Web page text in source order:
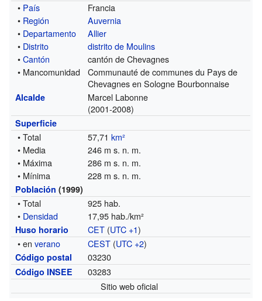
• País
Francia
• Región
Auvernia
• Departamento
Allier
• Distrito
distrito de Moulins
•Cantón
cantón de Chevagnes
• Mancomunidad
Communauté de communes du Pays de
Chevagnes en Sologne Bourbonnaise
Alcalde
Marcel Labonne
(2001-2008)
Superficie
• Total 57,71km²
• Media
246 m s. n. m.
• Máxima
286 m s. n. m.
• Mínima
228 m s. n. m.
Población (1999)
• Total
925 hab.
• Densidad 17,95 hab./km²
Huso horario CET (UTC +1)
• enverano CEST (UTC +2)
Código postal 03230
Código INSEE
03283
Sitio web oficial